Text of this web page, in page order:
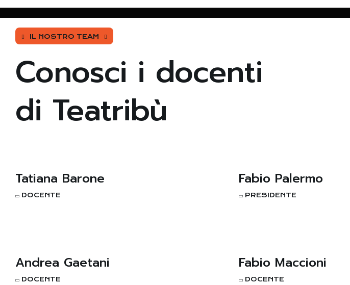
IL NOSTRO TEAM
Conosci i docenti
di Teatribù
Tatiana Barone
DOCENTE
Fabio Palermo
PRESIDENTE
Andrea Gaetani
DOCENTE
Fabio Maccioni
DOCENTE